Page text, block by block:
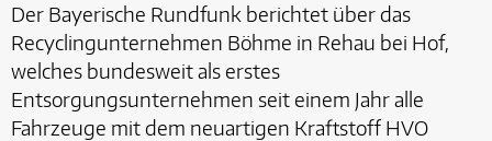
Der Bayerische Rundfunk berichtet über das
Recyclingunternehmen Böhme in Rehau bei Hof,
welches bundesweit als erstes
Entsorgungsunternehmen seit einem Jahr alle
Fahrzeuge mit dem neuartigen Kraftstoff HVO